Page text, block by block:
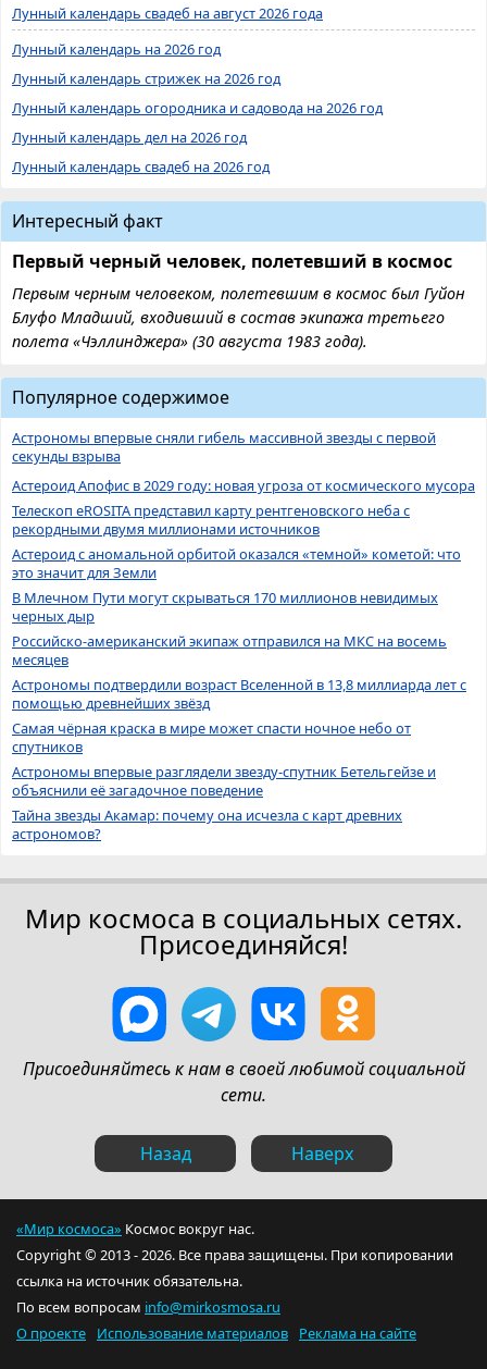
Лунный календарь свадеб на август 2026 года
Лунный календарь на 2026 год
Лунный календарь стрижек на 2026 год
Лунный календарь огородника и садовода на 2026 год
Лунный календарь дел на 2026 год
Лунный календарь свадеб на 2026 год
Интересный факт
Первый черный человек, полетевший в космос
Первым черным человеком, полетевшим в космос был Гуйон
Блуфо Младший, входивший в состав экипажа третьего
полета «Чэллинджера» (30 августа 1983 года).
Популярное содержимое
Астрономы впервые сняли гибель массивной звезды с первой
секунды взрыва
Астероид Апофис в 2029 году: новая угроза от космического мусора
Телескоп eROSITA представил карту рентгеновского неба с
рекордными двумя миллионами источников
Астероид с аномальной орбитой оказался «темной» кометой: что
это значит для Земли
В Млечном Пути могут скрываться 170 миллионов невидимых
черных дыр
Российско-американский экипаж отправился на МКС на восемь
месяцев
Астрономы подтвердили возраст Вселенной в 13,8 миллиарда лет с
помощью древнейших звёзд
Самая чёрная краска в мире может спасти ночное небо от
спутников
Астрономы впервые разглядели звезду-спутник Бетельгейзе и
объяснили её загадочное поведение
Тайна звезды Акамар: почему она исчезла с карт древних
астрономов?
Мир космоса в социальных сетях.
Присоединяйся!
Присоединяйтесь к нам в своей любимой социальной
сети.
Назад Наверх
«Мир космоса» Космос вокруг нас.
Copyright © 2013 - 2026. Все права защищены. При копировании
ссылка на источник обязательна.
По всем вопросам info@mirkosmosa.ru
О проекте
Использование материалов Реклама на сайте